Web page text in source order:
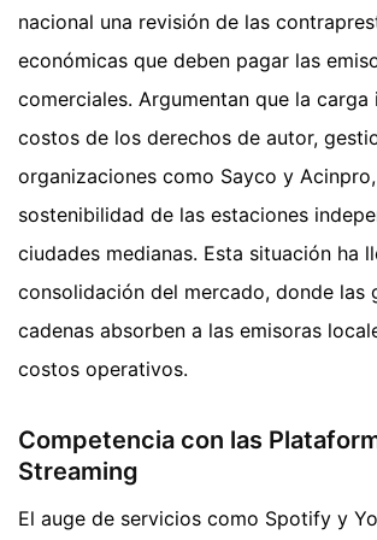
nacional una revisión de las
económicas que deben pagar las
comerciales. Argumentan que la
costos de los derechos de autor,
organizaciones como Sayco y
sostenibilidad de las estaciones
ciudades medianas. Esta situación ha
consolidación del mercado, donde las
cadenas absorben a las emisoras
costos operativos.
Competencia con las
Streaming
El auge de servicios como Spotify y